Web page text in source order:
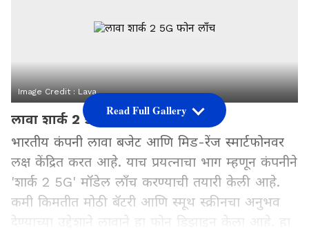
Image Credit :Lava
लावा शार्क 2 5G फोन लाँच
भारतीय कंपनी लावा बजेट आणि मिड-रेंज स्मार्टफोनवर
लक्ष केंद्रित करत आहे. याच प्रयत्नाचा भाग म्हणून कंपनीने
'शार्क 2 5G' मॉडेल लाँच करण्याची तयारी केली आहे.
कमी किमतीत मोठी बॅटरी आणि स्मूथ स्क्रीनचा अनुभव
देण्याच्या उद्देशाने लावाने हा फोन डिझाइन केला आहे. हा
Read Full Gallery